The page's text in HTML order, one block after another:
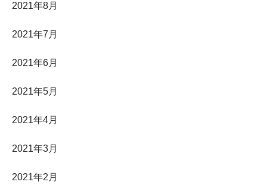
2021年8月
2021年7月
2021年6月
2021年5月
2021年4月
2021年3月
2021年2月